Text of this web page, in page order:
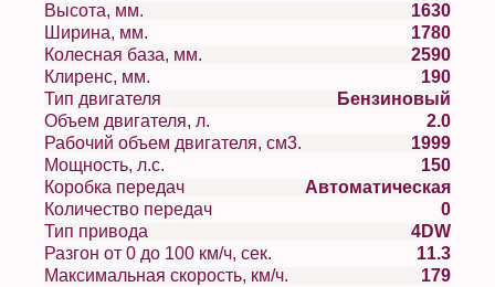
Высота, мм.
1630
Ширина, мм.
1780
Колесная база, мм.
2590
Клиренс, мм.
190
Тип двигателя
Бензиновый
Объем двигателя, л.
2.0
Рабочий объем двигателя, см3.
1999
Мощность, л.с.
150
Коробка передач
Автоматическая
Количество передач
0
Тип привода
4DW
Разгон от 0 до 100 км/ч, сек.
11.3
Максимальная скорость, км/ч.
179